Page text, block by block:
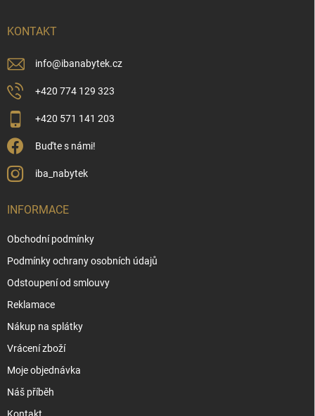
KONTAKT
info@ibanabytek.cz
+420 774 129 323
+420 571 141 203
Buďte s námi!
iba_nabytek
INFORMACE
Obchodní podmínky
Podmínky ochrany osobních údajů
Odstoupení od smlouvy
Reklamace
Nákup na splátky
Vrácení zboží
Moje objednávka
Náš příběh